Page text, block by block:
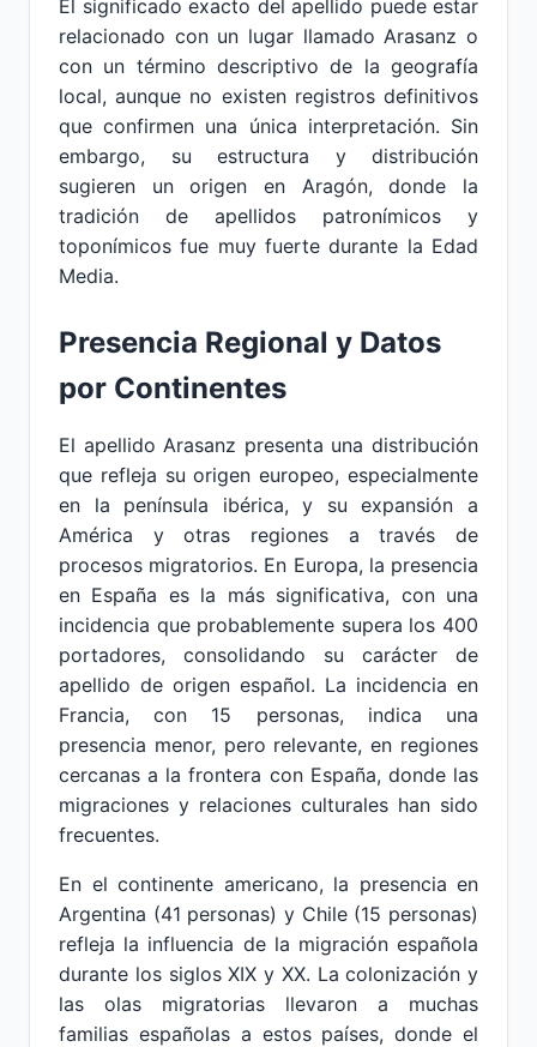
El significado exacto del apellido puede estar
relacionado con un lugar llamado Arasanz o
con un término descriptivo de la geografía
local, aunque no existen registros definitivos
que confirmen una única interpretación. Sin
embargo, su estructura y distribución
sugieren un origen en Aragón, donde la
tradición de apellidos patronímicos y
toponímicos fue muy fuerte durante la Edad
Media.
Presencia Regional y Datos
por Continentes
El apellido Arasanz presenta una distribución
que refleja su origen europeo, especialmente
en la península ibérica, y su expansión a
América y otras regiones a través de
procesos migratorios. En Europa, la presencia
en España es la más significativa, con una
incidencia que probablemente supera los 400
portadores, consolidando su carácter de
apellido de origen español. La incidencia en
Francia, con 15 personas, indica una
presencia menor, pero relevante, en regiones
cercanas a la frontera con España, donde las
migraciones y relaciones culturales han sido
frecuentes.
En el continente americano, la presencia en
Argentina (41 personas) y Chile (15 personas)
refleja la influencia de la migración española
durante los siglos XIX y XX. La colonización y
las olas migratorias llevaron a muchas
familias españolas a estos países, donde el